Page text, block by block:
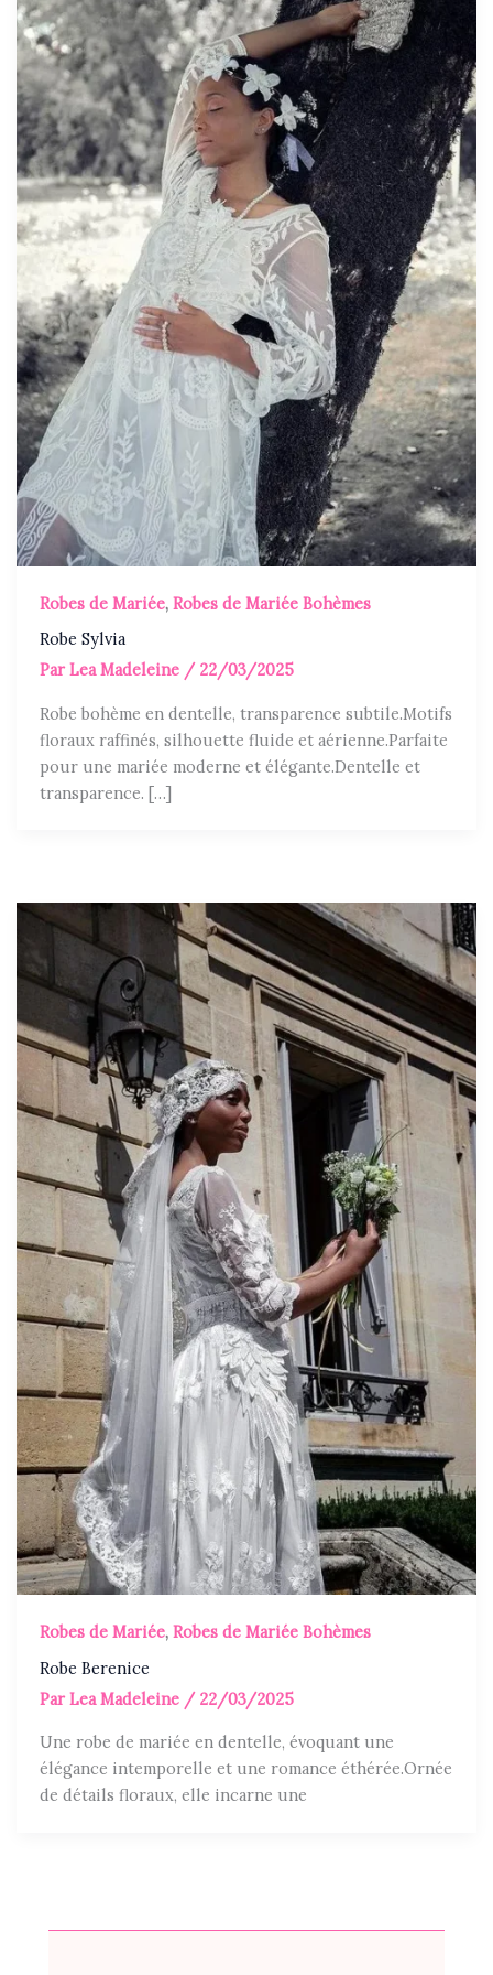
Robes de Mariée,Robes de Mariée Bohèmes
Robe Sylvia
ParLea Madeleine / 22/03/2025
Robe bohème en dentelle, transparence subtile.Motifs
floraux raffinés, silhouette fluide et aérienne.Parfaite
pour une mariée moderne et élégante.Dentelle et
transparence. […]
Robes de Mariée,Robes de Mariée Bohèmes
Robe Berenice
ParLea Madeleine / 22/03/2025
Une robe de mariée en dentelle, évoquant une
élégance intemporelle et une romance éthérée.Ornée
de détails floraux, elle incarne une